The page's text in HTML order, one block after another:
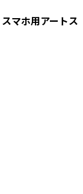
マホ用アートス